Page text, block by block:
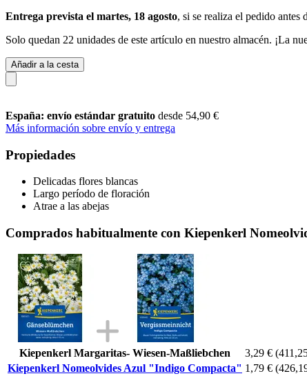
Entrega prevista el martes, 18 agosto, si se realiza el pedido antes
Solo quedan 22 unidades de este artículo en nuestro almacén. ¡La
Añadir a la cesta
España: envío estándar gratuito desde 54,90 €
Más información sobre envío y entrega
Propiedades
Delicadas flores blancas
Largo período de floración
Atrae a las abejas
Comprados habitualmente con Kiepenkerl
Kiepenkerl Margaritas- Wiesen-Maßliebchen 3,29 €
Kiepenkerl Nomeolvides Azul "Indigo Compacta" 1,79 €